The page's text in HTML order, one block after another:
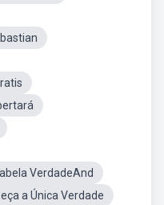
VerdadeAnd
a Única Verdade